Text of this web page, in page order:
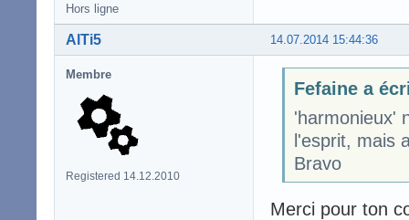
Hors ligne
14.07.2014 15:44:36
AlTi5
Membre
Registered 14.12.2010
Fefaine a
'harmonieux'
l'esprit, mais
Bravo
Merci pour ton